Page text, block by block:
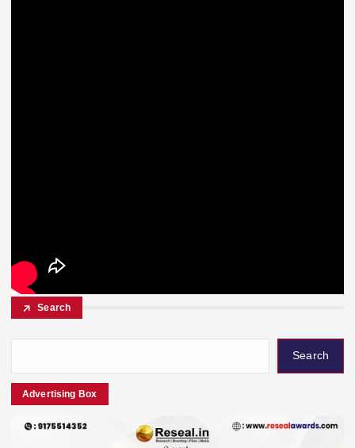
Search
Search
Advertising Box